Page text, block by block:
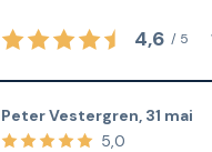
4,6 / 5
Peter Vestergren, 31 mai
5,0